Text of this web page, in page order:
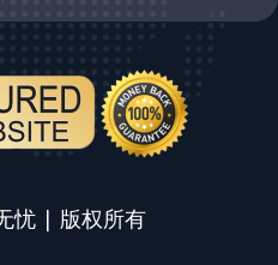
忧 | 版权所有